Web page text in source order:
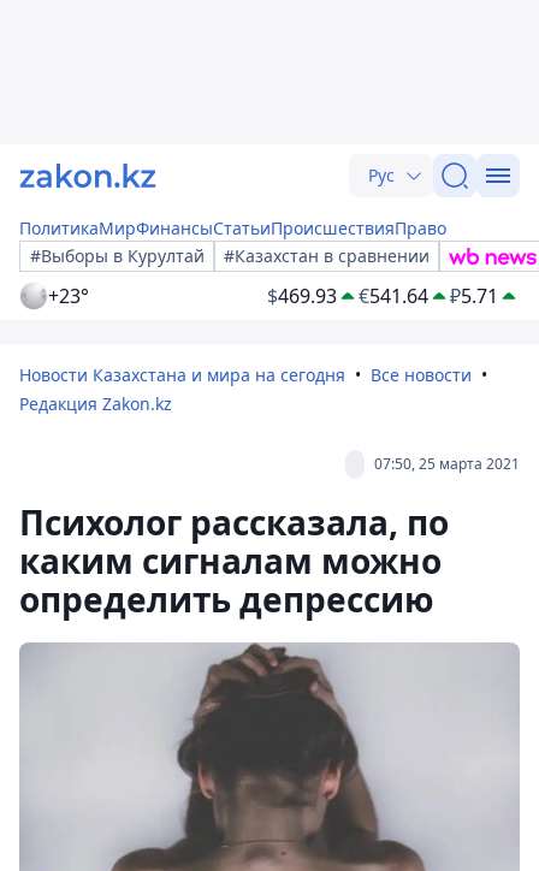
Рус
ПолитикаМирФинансыСтатьиПроисшествияПраво
#Выборы в Курултай
#Казахстан в сравнении
+23° $469.93 €541.64 ₽5.71
Новости Казахстана и мира на сегодня
Все новости
Редакция Zakon.kz
07:50, 25 марта 2021
Психолог рассказала, по
каким сигналам можно
определить депрессию